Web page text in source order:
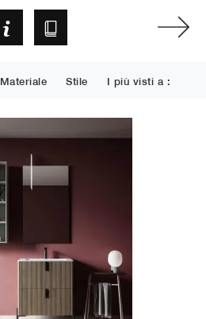
Materiale Stile I più visti a :